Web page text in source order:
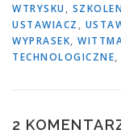
WTRYSKU,
USTAWIACZ ,
WYPRASEK,
TECHNOLOGICZNE,
2